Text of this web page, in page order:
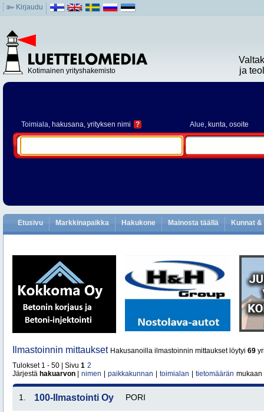
Kirjaudu
Kotimainen yrityshakemisto
ja
Toimiala, hakusana, yrityksen nimi ? Alue, kunta, osoite
Etusivu Markkinapaikka Hakukone Mainosta täällä Kunnat
Ilmastoinnin mittaukset Hakusanoilla ilmastoinnin mittaukset löytyi 69
Tulokset 1 - 50 | Sivu 1 2
Järjestä hakuarvon nimen paikkakunnan toimialan tietomäärän mukaan
1. 100-Ilmastointi Oy PORI